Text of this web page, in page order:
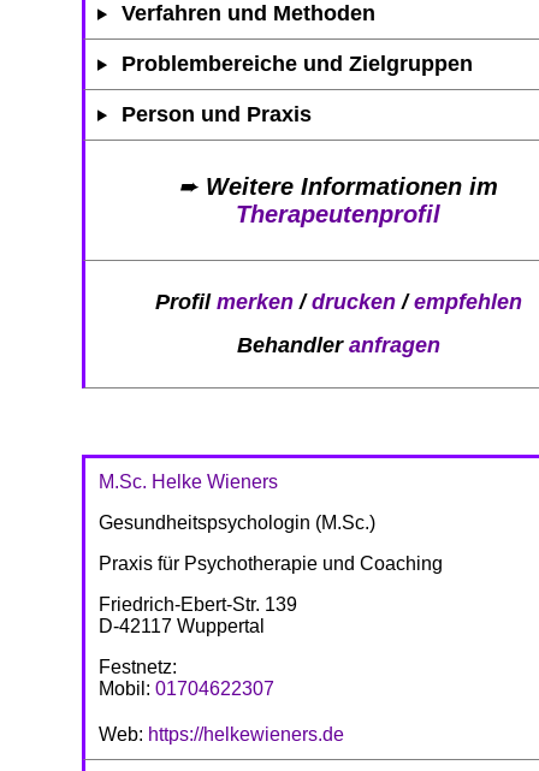
Verfahren und Methoden
Problembereiche und Zielgruppen
Person und Praxis
➨ Weitere Informationen im
Therapeutenprofil
Profil merken/drucken/empfehlen
Behandler anfragen
M.Sc. Helke Wieners
Gesundheitspsychologin (M.Sc.)
Praxis für Psychotherapie und Coaching
Friedrich-Ebert-Str. 139
D-42117 Wuppertal
Festnetz:
Mobil: 01704622307
Web: https://helkewieners.de